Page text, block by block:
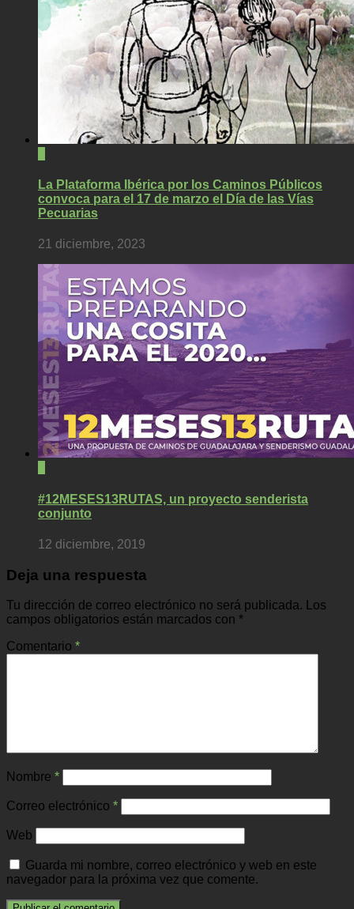
La Plataforma Ibérica por los Caminos Públicos
convoca para el 17 de marzo el Día de las Vías
Pecuarias
21 diciembre, 2023
#12MESES13RUTAS, un proyecto senderista
conjunto
12 diciembre, 2019
Deja una respuesta
Tu dirección de correo electrónico no será publicada.
Los
campos obligatorios están marcados con *
Comentario *
Nombre *
Correo electrónico *
Web
Guarda mi nombre, correo electrónico y web en este
navegador para la próxima vez que comente.